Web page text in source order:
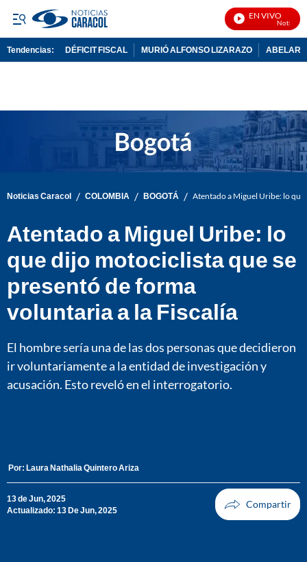
EN VIVO
Noticias
Tendencias: DÉFICIT FISCAL MURIÓ ALFONSO LIZARAZO
Noticias Caracol / COLOMBIA / BOGOTÁ / Atentado a Miguel Uribe: lo
Atentado a Miguel Uribe: lo
que dijo motociclista que se
presentó de forma
voluntaria a la Fiscalía
El hombre sería una de las dos personas que decidieron
ir voluntariamente a la entidad de investigación y
acusación. Esto reveló en el interrogatorio.
Por: Laura Nathalia Quintero Ariza
13 de Jun, 2025
Actualizado: 13 De Jun, 2025